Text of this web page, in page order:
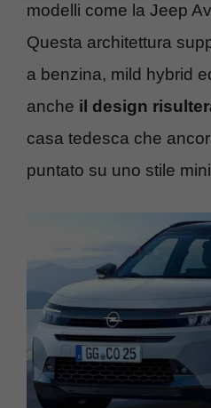
modelli come la Jeep
Questa architettura
a benzina, mild hybrid
anche il design
casa tedesca che
puntato su uno stile